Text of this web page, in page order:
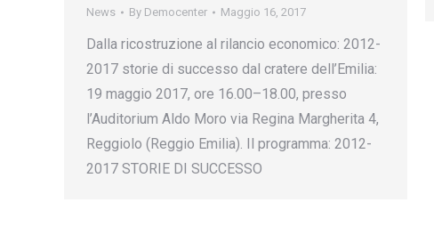
News By Democenter Maggio 16, 2017
Dalla ricostruzione al rilancio economico: 2012-
2017 storie di successo dal cratere dell’Emilia:
19 maggio 2017, ore 16.00–18.00, presso
l’Auditorium Aldo Moro via Regina Margherita 4,
Reggiolo (Reggio Emilia). Il programma: 2012-
2017 STORIE DI SUCCESSO